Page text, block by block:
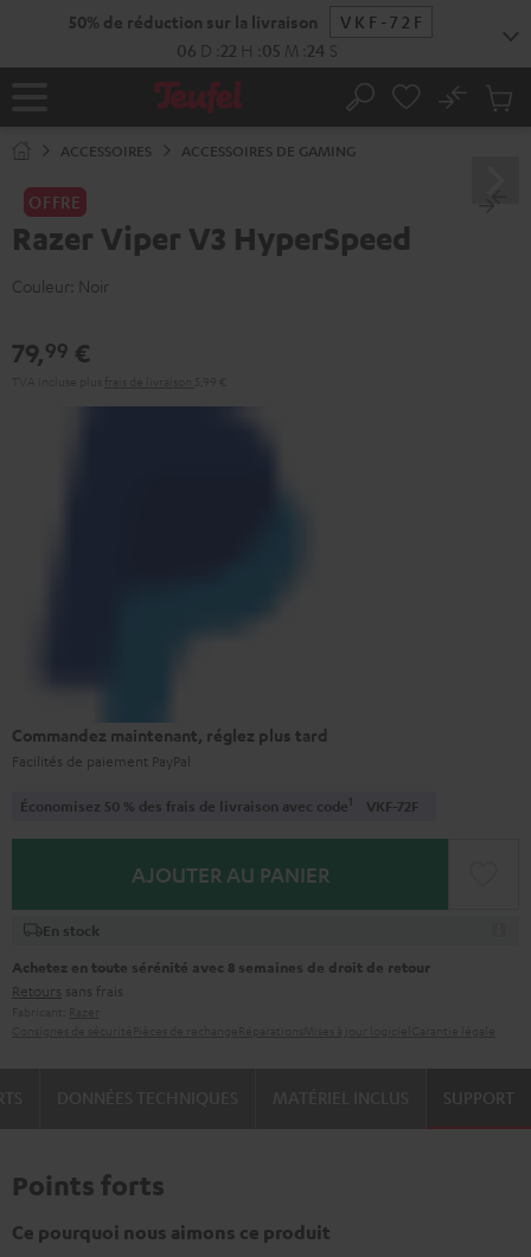
50% de réduction sur la livraison
VKF-72F
06 D 22 H 05 M 24 S
Page
Rechercher
No
ACCESSOIRES ACCESSOIRES DE GAMING
OFFRE
Razer Viper V3 HyperSpeed
Couleur: Noir
79,99 €
Commandez maintenant, réglez plus tard
Facilités de paiement PayPal
Économisez 50 % des frais de livraison avec code1 VKF-72F
AJOUTER AU PANIER
En stock
Achetez en toute sérénité avec 8 semaines de droit de retour
Retours sans frais
SUPPORT
Points forts
Ce pourquoi nous aimons ce produit